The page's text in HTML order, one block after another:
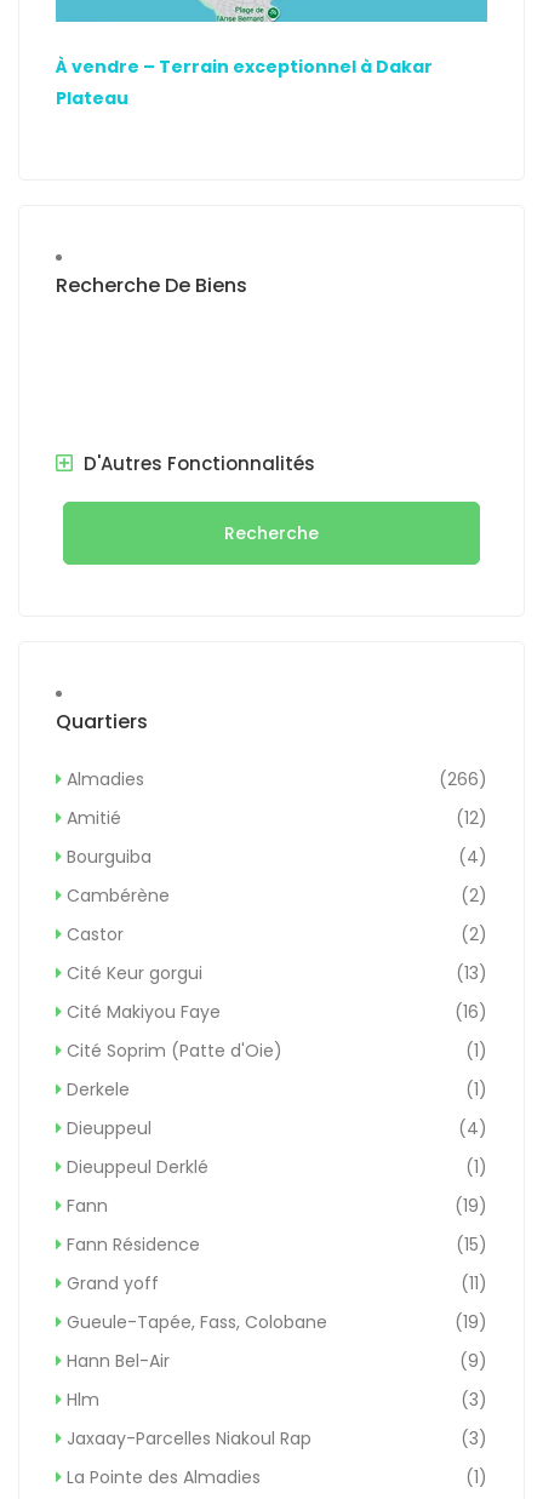
À vendre – Terrain exceptionnel à Dakar
Plateau
Recherche De Biens
D'Autres Fonctionnalités
Recherche
Quartiers
Almadies
(266)
Amitié
(12)
Bourguiba
(4)
Cambérène
(2)
Castor
(2)
Cité Keur gorgui
(13)
Cité Makiyou Faye
(16)
Cité Soprim (Patte d'Oie)
(1)
Derkele
(1)
Dieuppeul
(4)
Dieuppeul Derklé
(1)
Fann
(19)
Fann Résidence
(15)
Grand yoff
(11)
Gueule-Tapée, Fass, Colobane
(19)
Hann Bel-Air
(9)
Hlm
(3)
Jaxaay-Parcelles Niakoul Rap
(3)
La Pointe des Almadies
(1)